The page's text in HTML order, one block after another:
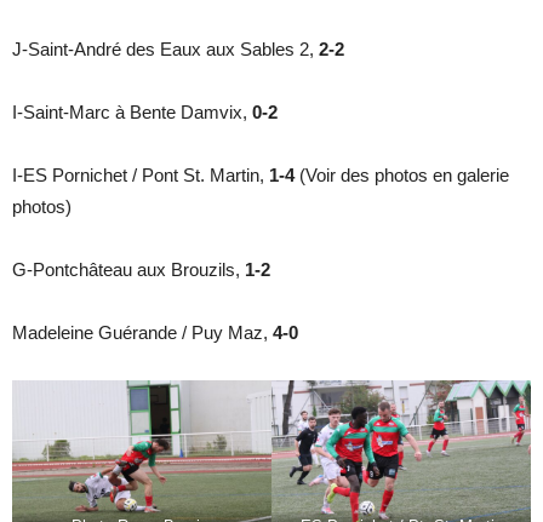
J-Saint-André des Eaux aux Sables 2, 2-2
I-Saint-Marc à Bente Damvix, 0-2
I-ES Pornichet / Pont St. Martin, 1-4(Voir des photos en galerie
photos)
G-Pontchâteau aux Brouzils, 1-2
Madeleine Guérande / Puy Maz, 4-0